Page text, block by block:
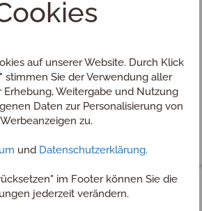
auf unserer Website. Durch Klick
stimmen Sie der Verwendung aller
Erhebung, Weitergabe und Nutzung
Daten zur Personalisierung von
Werbeanzeigen zu.
und Datenschutzerklärung.
im Footer können Sie die
jederzeit verändern.